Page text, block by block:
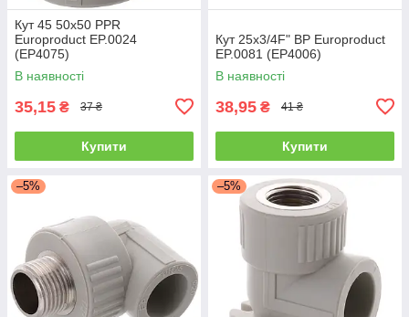
Кут 45 50x50 PPR
Europroduct EP.0024
(EP4075)
В наявності
35,15 ₴ 37 ₴
Купити
Кут 25x3/4F" ВР Europroduct
EP.0081 (EP4006)
В наявності
38,95 ₴ 41 ₴
Купити
–5% –5%